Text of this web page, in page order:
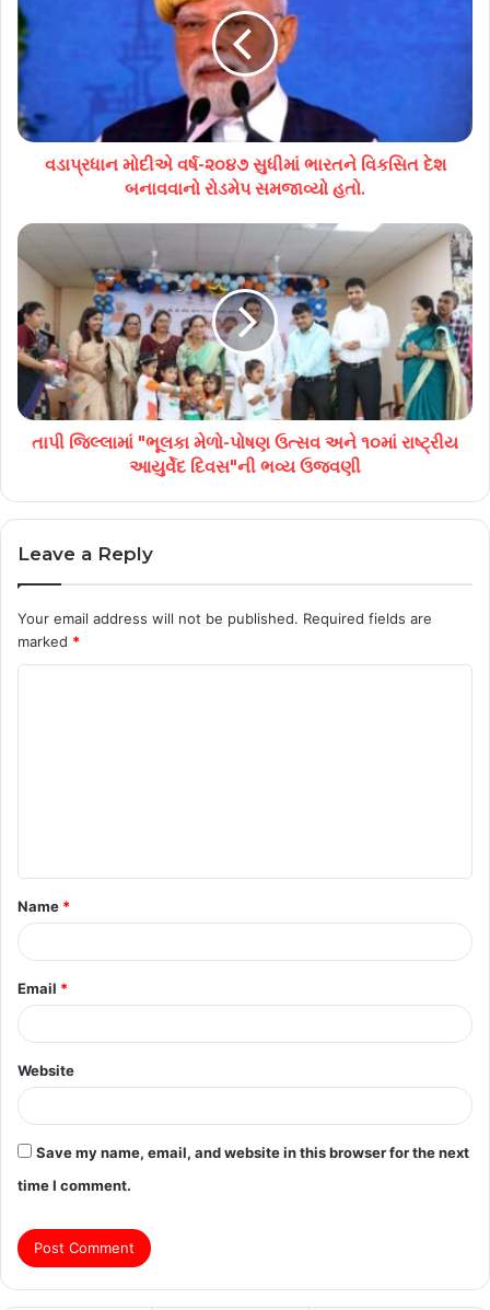
વડાપ્રધાન મોદીએ વર્ષ-૨૦૪૭ સુધીમાં ભારતને વિકસિત દેશ
બનાવવાનો રોડમેપ સમજાવ્યો હતો.
તાપી જિલ્લામાં "ભૂલકા મેળો-પોષણ ઉત્સવ અને ૧૦માં રાષ્ટ્રીય
આયુર્વેદ દિવસ"ની ભવ્ય ઉજવણી
Leave a Reply
Your email address will not be published. Required fields are
marked *
t
*
Name *
Email *
Website
Save my name, email, and website in this browser for the next
time I comment.